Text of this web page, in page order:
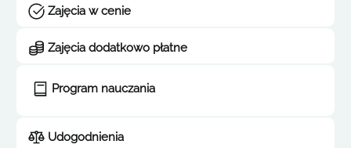
Zajęcia w cenie
Zajęcia dodatkowo płatne
Program nauczania
Udogodnienia